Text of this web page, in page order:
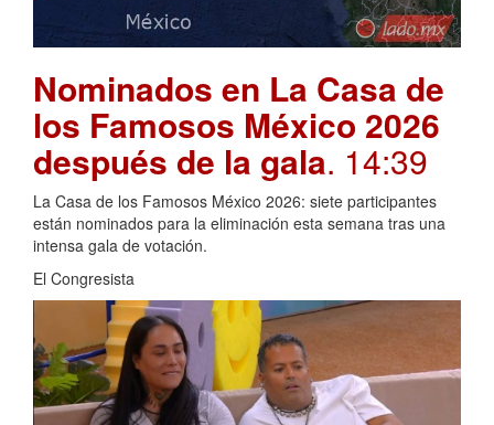
Nominados en La Casa de
los Famosos México 2026
después de la gala. 14:39
La Casa de los Famosos México 2026: siete participantes
están nominados para la eliminación esta semana tras una
intensa gala de votación.
El Congresista